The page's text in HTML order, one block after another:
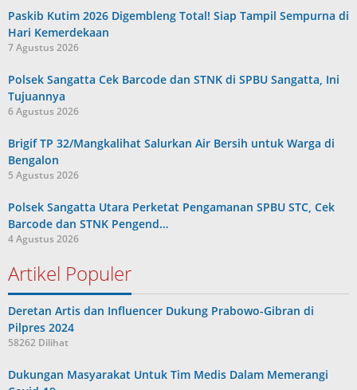
Paskib Kutim 2026 Digembleng Total! Siap Tampil Sempurna di
Hari Kemerdekaan
7 Agustus 2026
Polsek Sangatta Cek Barcode dan STNK di SPBU Sangatta, Ini
Tujuannya
6 Agustus 2026
Brigif TP 32/Mangkalihat Salurkan Air Bersih untuk Warga di
Bengalon
5 Agustus 2026
Polsek Sangatta Utara Perketat Pengamanan SPBU STC, Cek
Barcode dan STNK Pengend…
4 Agustus 2026
Artikel Populer
Deretan Artis dan Influencer Dukung Prabowo-Gibran di
Pilpres 2024
58262 Dilihat
Dukungan Masyarakat Untuk Tim Medis Dalam Memerangi